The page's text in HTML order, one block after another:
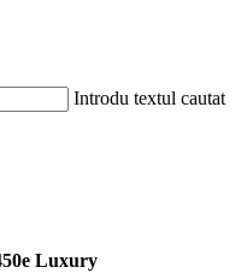
Introdu textul cautat
Luxury